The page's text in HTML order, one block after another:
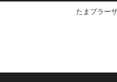
たまプラー